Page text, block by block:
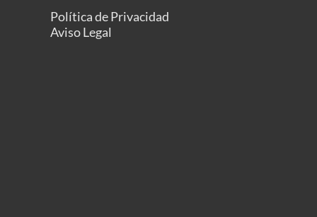
Política de Privacidad
Aviso Legal